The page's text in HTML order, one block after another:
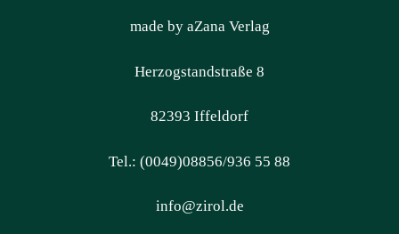
made by aZana Verlag
Herzogstandstraße 8
82393 Iffeldorf
Tel.: (0049)08856/936 55 88
info@zirol.de